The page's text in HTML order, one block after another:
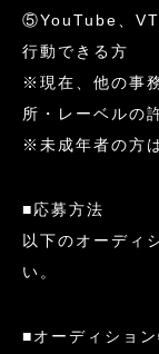
⑤YouTube、
行動できる方
※現在、他の事
所・レーベルの
※未成年者の方
■応募方法
以下のオーディ
い。
■オーディション